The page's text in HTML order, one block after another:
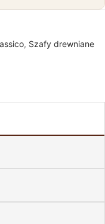
, Szafy drewniane